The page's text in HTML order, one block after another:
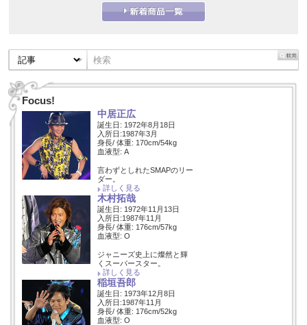
Focus!
中居正広
誕生日: 1972年8月18日
入所日:1987年3月
身長/ 体重: 170cm/54kg
血液型: A
言わずとしれたSMAPのリー
ダー。
詳しく見る
木村拓哉
誕生日: 1972年11月13日
入所日:1987年11月
身長/ 体重: 176cm/57kg
血液型: O
ジャニーズ史上に燦然と輝
くスーパースター。
詳しく見る
稲垣吾郎
誕生日: 1973年12月8日
入所日:1987年11月
身長/ 体重: 176cm/52kg
血液型: O